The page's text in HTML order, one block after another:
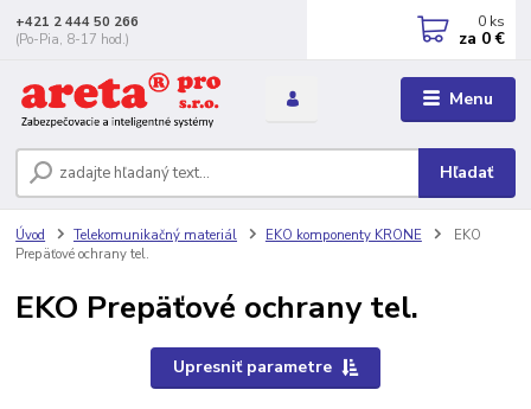
Menu
Hľadať
+421 2 444 50 266
(Po-Pia, 8-17 hod.)
0 ks
za 0 €
Úvod Telekomunikačný materiál EKO komponenty KRONE
EKO
Prepäťové ochrany tel.
EKO Prepäťové ochrany tel.
Upresniť parametre